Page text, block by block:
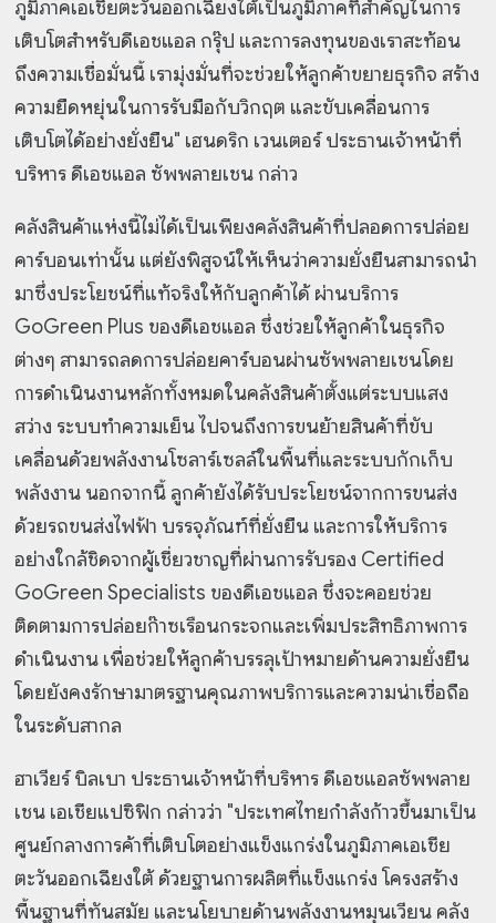
ภูมิภาคเอเชียตะวันออกเฉียงใต้เป็นภูมิภาคที่สำคัญในการ
เติบโตสำหรับดีเอชแอล กรุ๊ป และการลงทุนของเราสะท้อน
ถึงความเชื่อมั่นนี้ เรามุ่งมั่นที่จะช่วยให้ลูกค้าขยายธุรกิจ สร้าง
ความยืดหยุ่นในการรับมือกับวิกฤต และขับเคลื่อนการ
เติบโตได้อย่างยั่งยืน" เฮนดริก เวนเตอร์ ประธานเจ้าหน้าที่
บริหาร ดีเอชแอล ซัพพลายเชน กล่าว
คลังสินค้าแห่งนี้ไม่ได้เป็นเพียงคลังสินค้าที่ปลอดการปล่อย
คาร์บอนเท่านั้น แต่ยังพิสูจน์ให้เห็นว่าความยั่งยืนสามารถนำ
มาซึ่งประโยชน์ที่แท้จริงให้กับลูกค้าได้ ผ่านบริการ
GoGreen Plus ของดีเอชแอล ซึ่งช่วยให้ลูกค้าในธุรกิจ
ต่างๆ สามารถลดการปล่อยคาร์บอนผ่านซัพพลายเชนโดย
การดำเนินงานหลักทั้งหมดในคลังสินค้าตั้งแต่ระบบแสง
สว่าง ระบบทำความเย็น ไปจนถึงการขนย้ายสินค้าที่ขับ
เคลื่อนด้วยพลังงานโซลาร์เซลล์ในพื้นที่และระบบกักเก็บ
พลังงาน นอกจากนี้ ลูกค้ายังได้รับประโยชน์จากการขนส่ง
ด้วยรถขนส่งไฟฟ้า บรรจุภัณฑ์ที่ยั่งยืน และการให้บริการ
อย่างใกล้ชิดจากผู้เชี่ยวชาญที่ผ่านการรับรอง Certified
GoGreen Specialists ของดีเอชแอล ซึ่งจะคอยช่วย
ติดตามการปล่อยก๊าซเรือนกระจกและเพิ่มประสิทธิภาพการ
ดำเนินงาน เพื่อช่วยให้ลูกค้าบรรลุเป้าหมายด้านความยั่งยืน
โดยยังคงรักษามาตรฐานคุณภาพบริการและความน่าเชื่อถือ
ในระดับสากล
ฮาเวียร์ บิลเบา ประธานเจ้าหน้าที่บริหาร ดีเอชแอลซัพพลาย
เชน เอเชียแปซิฟิก กล่าวว่า "ประเทศไทยกำลังก้าวขึ้นมาเป็น
ศูนย์กลางการค้าที่เติบโตอย่างแข็งแกร่งในภูมิภาคเอเชีย
ตะวันออกเฉียงใต้ ด้วยฐานการผลิตที่แข็งแกร่ง โครงสร้าง
พื้นฐานที่ทันสมัย และนโยบายด้านพลังงานหมุนเวียน คลัง